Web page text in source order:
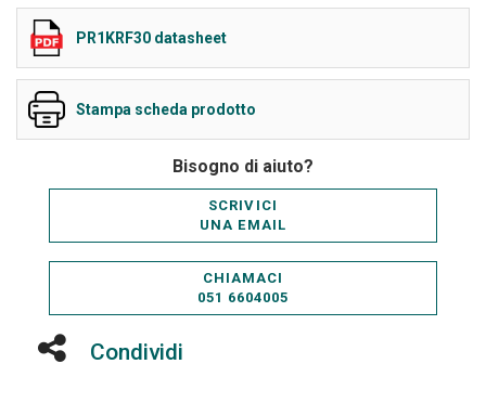
PR1KRF30 datasheet
Stampa scheda prodotto
Bisogno di aiuto?
SCRIVICI
UNA EMAIL
CHIAMACI
051 6604005
Condividi